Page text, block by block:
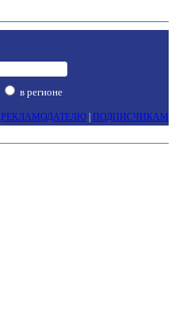
в регионе
РЕКЛАМОДАТЕЛЮ ПОДПИСЧИКАМ